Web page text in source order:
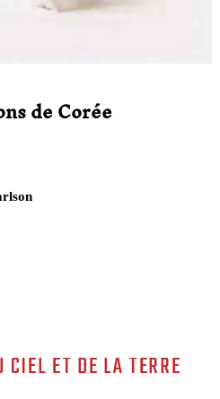
de Corée
CIEL ET DE LA TERRE